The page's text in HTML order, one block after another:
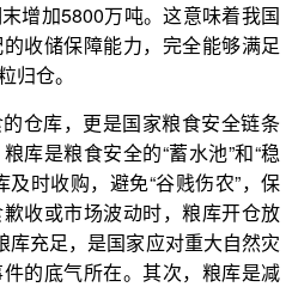
增加5800万吨。这意味着我国
收储保障能力，完全能够满足
归仓。
仓库，更是国家粮食安全链条
库是粮食安全的“蓄水池”和“稳
时收购，避免“谷贱伤农”，保
收或市场波动时，粮库开仓放
库充足，是国家应对重大自然灾
的底气所在。其次，粮库是减